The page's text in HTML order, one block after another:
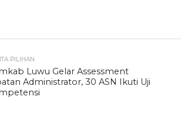
PILIHAN
Luwu Gelar Assessment
Administrator, 30 ASN Ikuti Uji